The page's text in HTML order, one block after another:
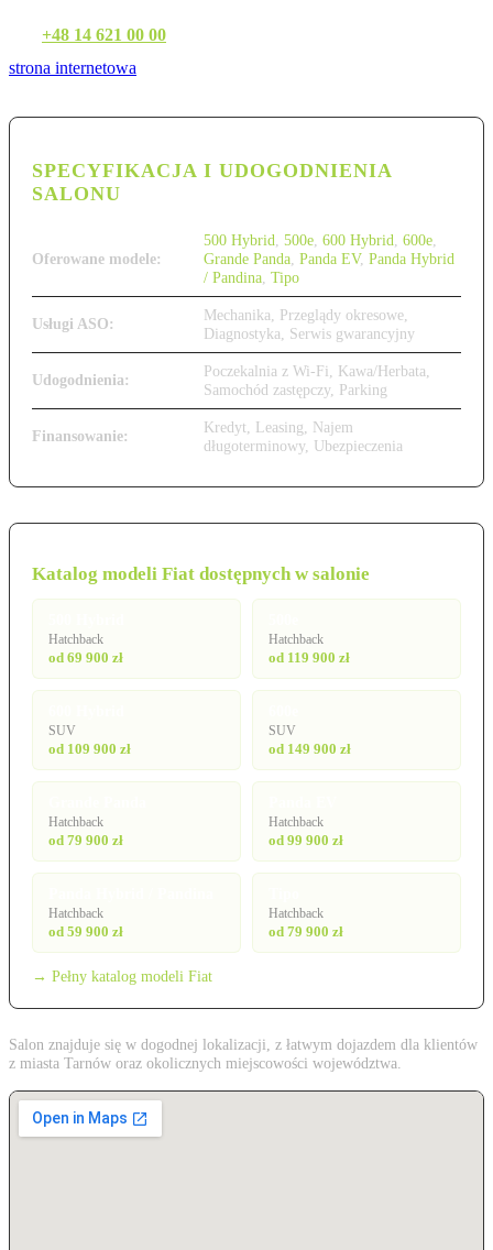
+48 14 621 00 00
strona internetowa
SPECYFIKACJA I UDOGODNIENIA
SALONU
Oferowane modele:
500 Hybrid 500e 600 Hybrid 600e
Grande Panda Panda EV, Panda Hybrid
/ Pandina Tipo
Usługi ASO:
Mechanika, Przeglądy okresowe,
Diagnostyka, Serwis gwarancyjny
Udogodnienia:
Poczekalnia z Wi-Fi, Kawa/Herbata,
Samochód zastępczy, Parking
Finansowanie:
Kredyt, Leasing, Najem
długoterminowy, Ubezpieczenia
Katalog modeli Fiat dostępnych w salonie
Hatchback
od 69 900 zł
Hatchback
od 119 900 zł
SUV
od 109 900 zł
SUV
od 149 900 zł
Hatchback
od 79 900 zł
Hatchback
od 99 900 zł
Hatchback
od 59 900 zł
Hatchback
od 79 900 zł
→ Pełny katalog modeli Fiat
Salon znajduje się w dogodnej lokalizacji, z łatwym dojazdem dla klientów
z miasta Tarnów oraz okolicznych miejscowości województwa.